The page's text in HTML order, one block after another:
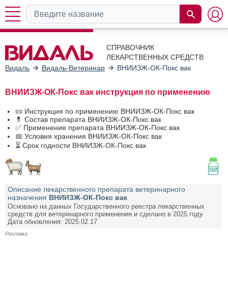
СПРАВОЧНИК
ЛЕКАРСТВЕННЫХ СРЕДСТВ
Видаль
Видаль-Ветеринар ВНИИЗЖ-ОК-Покс вак
ВНИИЗЖ-ОК-Покс вак инструкция по применению
📜 Инструкция по применению ВНИИЗЖ-ОК-Покс вак
💊 Состав препарата ВНИИЗЖ-ОК-Покс вак
✅ Применение препарата ВНИИЗЖ-ОК-Покс вак
📅 Условия хранения ВНИИЗЖ-ОК-Покс вак
⏳ Срок годности ВНИИЗЖ-ОК-Покс вак
Описание лекарственного препарата ветеринарного
назначения ВНИИЗЖ-ОК-Покс вак
Основано на данных Государственного реестра лекарственных
средств для ветеринарного применения и сделано в 2025 году
Дата обновления: 2025.02.17
Реклама